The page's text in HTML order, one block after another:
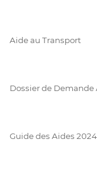
Aide au Transport
Dossier de Demande
Guide des Aides 2024